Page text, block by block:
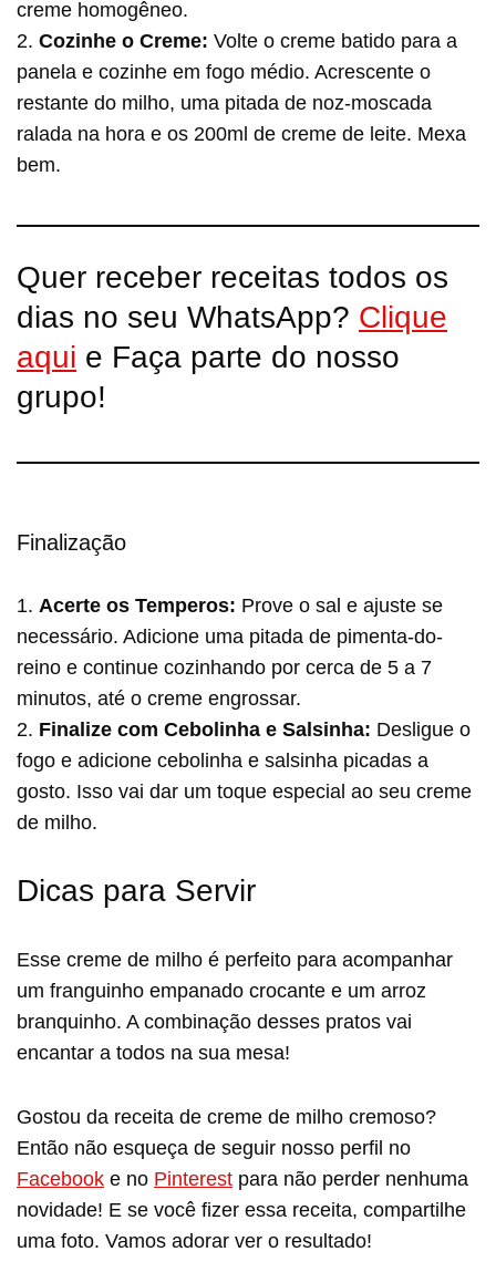
creme homogêneo.
2. Cozinhe o Creme: Volte o creme batido para a
panela e cozinhe em fogo médio. Acrescente o
restante do milho, uma pitada de noz-moscada
ralada na hora e os 200ml de creme de leite. Mexa
bem.
Quer receber receitas todos os
dias no seu WhatsApp? Clique
aqui e Faça parte do nosso
grupo!
Finalização
1. Acerte os Temperos: Prove o sal e ajuste se
necessário. Adicione uma pitada de pimenta-do-
reino e continue cozinhando por cerca de 5 a 7
minutos, até o creme engrossar.
2. Finalize com Cebolinha e Salsinha: Desligue o
fogo e adicione cebolinha e salsinha picadas a
gosto. Isso vai dar um toque especial ao seu creme
de milho.
Dicas para Servir
Esse creme de milho é perfeito para acompanhar
um franguinho empanado crocante e um arroz
branquinho. A combinação desses pratos vai
encantar a todos na sua mesa!
Gostou da receita de creme de milho cremoso?
Então não esqueça de seguir nosso perfil no
Facebook e no Pinterest para não perder nenhuma
novidade! E se você fizer essa receita, compartilhe
uma foto. Vamos adorar ver o resultado!